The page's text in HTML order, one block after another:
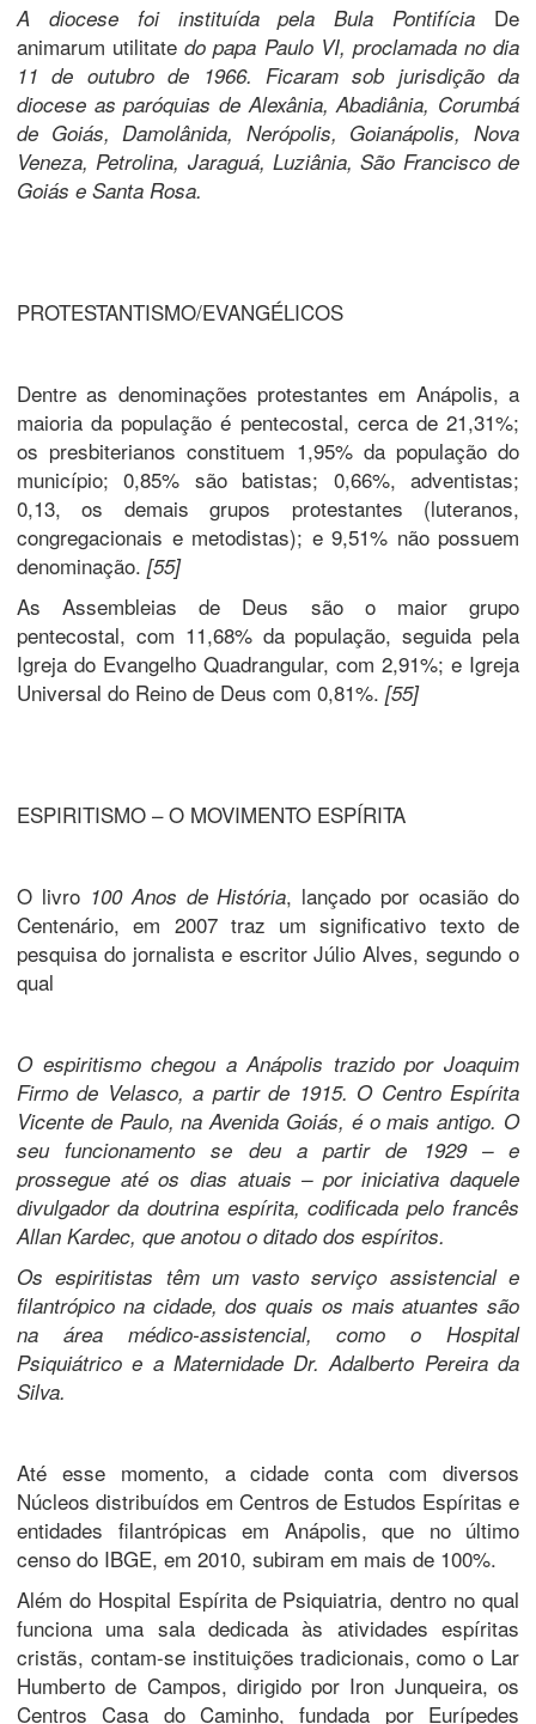
A diocese foi instituída pela Bula Pontifícia De
animarum utilitate do papa Paulo VI, proclamada no dia
11 de outubro de 1966. Ficaram sob jurisdição da
diocese as paróquias de Alexânia, Abadiânia, Corumbá
de Goiás, Damolânida, Nerópolis, Goianápolis, Nova
Veneza, Petrolina, Jaraguá, Luziânia, São Francisco de
Goiás e Santa Rosa.
PROTESTANTISMO/EVANGÉLICOS
Dentre as denominações protestantes em Anápolis, a
maioria da população é pentecostal, cerca de 21,31%;
os presbiterianos constituem 1,95% da população do
município; 0,85% são batistas; 0,66%, adventistas;
0,13, os demais grupos protestantes (luteranos,
congregacionais e metodistas); e 9,51% não possuem
denominação. [55]
As Assembleias de Deus são o maior grupo
pentecostal, com 11,68% da população, seguida pela
Igreja do Evangelho Quadrangular, com 2,91%; e Igreja
Universal do Reino de Deus com 0,81%. [55]
ESPIRITISMO – O MOVIMENTO ESPÍRITA
O livro 100 Anos de História, lançado por ocasião do
Centenário, em 2007 traz um significativo texto de
pesquisa do jornalista e escritor Júlio Alves, segundo o
qual
O espiritismo chegou a Anápolis trazido por Joaquim
Firmo de Velasco, a partir de 1915. O Centro Espírita
Vicente de Paulo, na Avenida Goiás, é o mais antigo. O
seu funcionamento se deu a partir de 1929 – e
prossegue até os dias atuais – por iniciativa daquele
divulgador da doutrina espírita, codificada pelo francês
Allan Kardec, que anotou o ditado dos espíritos.
Os espiritistas têm um vasto serviço assistencial e
filantrópico na cidade, dos quais os mais atuantes são
na área médico-assistencial, como o Hospital
Psiquiátrico e a Maternidade Dr. Adalberto Pereira da
Silva.
Até esse momento, a cidade conta com diversos
Núcleos distribuídos em Centros de Estudos Espíritas e
entidades filantrópicas em Anápolis, que no último
censo do IBGE, em 2010, subiram em mais de 100%.
Além do Hospital Espírita de Psiquiatria, dentro no qual
funciona uma sala dedicada às atividades espíritas
cristãs, contam-se instituições tradicionais, como o Lar
Humberto de Campos, dirigido por Iron Junqueira, os
Centros Casa do Caminho, fundada por Eurípedes